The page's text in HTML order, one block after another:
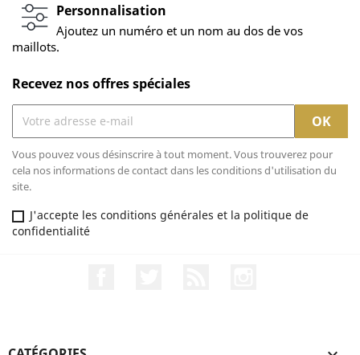
Personnalisation
Ajoutez un numéro et un nom au dos de vos
maillots.
Recevez nos offres spéciales
Vous pouvez vous désinscrire à tout moment. Vous trouverez pour
cela nos informations de contact dans les conditions d'utilisation du
site.
J'accepte les conditions générales et la politique de
confidentialité